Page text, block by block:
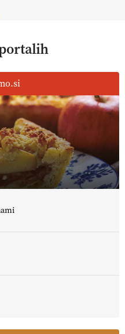
zdrava tla, večjo odpornost tal
Resnica ali le dobra reklama?
#cap #eco #skp #vlog